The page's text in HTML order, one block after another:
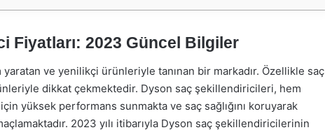
Fiyatları: 2023 Güncel Bilgiler
ve yenilikçi ürünleriyle tanınan bir markadır. Özellikle saç
dikkat çekmektedir. Dyson saç şekillendiricileri, hem
yüksek performans sunmakta ve saç sağlığını koruyarak
2023 yılı itibarıyla Dyson saç şekillendiricilerinin